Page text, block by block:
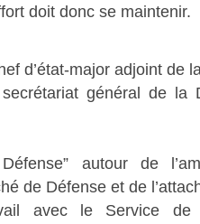
doit donc se maintenir.
d’état-major adjoint de
général de la
autour de
de Défense et de
avec le Service de